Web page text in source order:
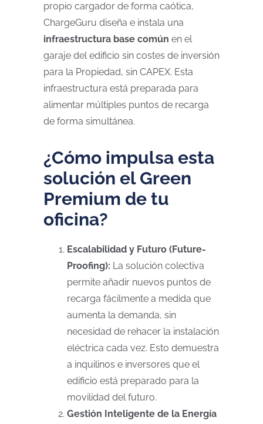
propio cargador de forma caótica,
ChargeGuru diseña e instala una
infraestructura base común en el
garaje del edificio sin costes de inversión
para la Propiedad, sin CAPEX. Esta
infraestructura está preparada para
alimentar múltiples puntos de recarga
de forma simultánea.
¿Cómo impulsa esta
solución el Green
Premium de tu
oficina?
Escalabilidad y Futuro (Future-
Proofing): La solución colectiva
permite añadir nuevos puntos de
recarga fácilmente a medida que
aumenta la demanda, sin
necesidad de rehacer la instalación
eléctrica cada vez. Esto demuestra
a inquilinos e inversores que el
edificio está preparado para la
movilidad del futuro.
Gestión Inteligente de la Energía